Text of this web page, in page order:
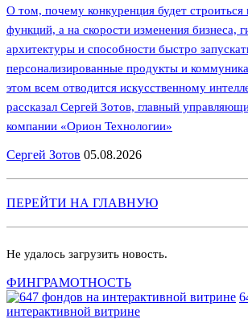
О том, почему конкуренция будет строиться
функций, а на скорости изменения бизнеса,
архитектуры и способности быстро
персонализированные продукты и
этом всем отводится искусственному
рассказал Сергей Зотов, главный
компании «Орион Технологии»
Сергей Зотов 05.08.2026
ПЕРЕЙТИ НА ГЛАВНУЮ
Не удалось загрузить новость.
ФИНГРАМОТНОСТЬ
интерактивной витрине